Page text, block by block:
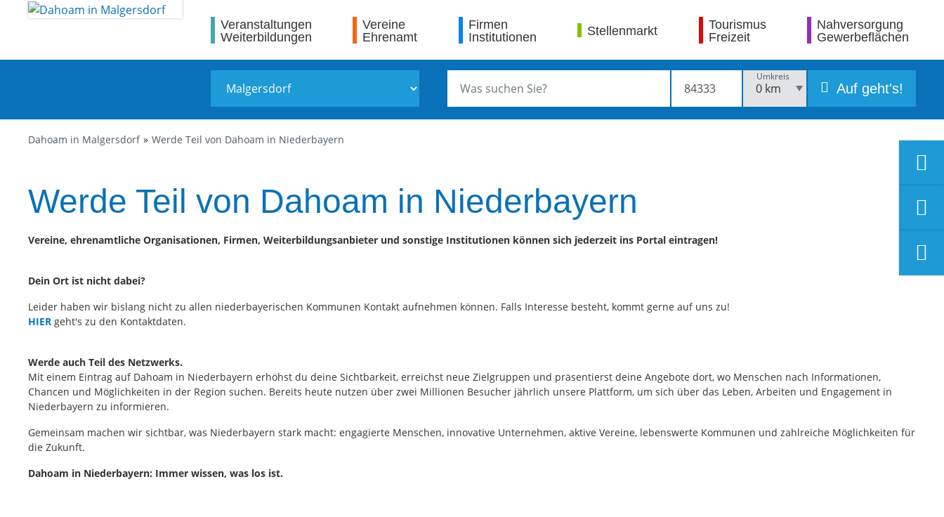
Veranstaltungen
Weiterbildungen
Vereine
Ehrenamt
Firmen
Institutionen
Stellenmarkt
Tourismus
Freizeit
Nahversorgung
Gewerbeflächen
Umkreis
Auf geht's!
Dahoam in Malgersdorf Werde Teil von Dahoam in Niederbayern
Werde Teil von Dahoam in Niederbayern
Vereine, ehrenamtliche Organisationen, Firmen, Weiterbildungsanbieter und sonstige Institutionen können sich jederzeit ins Portal eintragen!
Dein Ort ist nicht dabei?
Leider haben wir bislang nicht zu allen niederbayerischen Kommunen Kontakt aufnehmen können. Falls Interesse besteht, kommt gerne auf uns zu!
HIER geht's zu den Kontaktdaten.
Werde auch Teil des Netzwerks.
Mit einem Eintrag auf Dahoam in Niederbayern erhöhst du deine Sichtbarkeit, erreichst neue Zielgruppen und präsentierst deine Angebote dort, wo Menschen nach Informationen,
Chancen und Möglichkeiten in der Region suchen. Bereits heute nutzen über zwei Millionen Besucher jährlich unsere Plattform, um sich über das Leben, Arbeiten und Engagement in
Niederbayern zu informieren.
Gemeinsam machen wir sichtbar, was Niederbayern stark macht: engagierte Menschen, innovative Unternehmen, aktive Vereine, lebenswerte Kommunen und zahlreiche Möglichkeiten für
die Zukunft.
Dahoam in Niederbayern: Immer wissen, was los ist.